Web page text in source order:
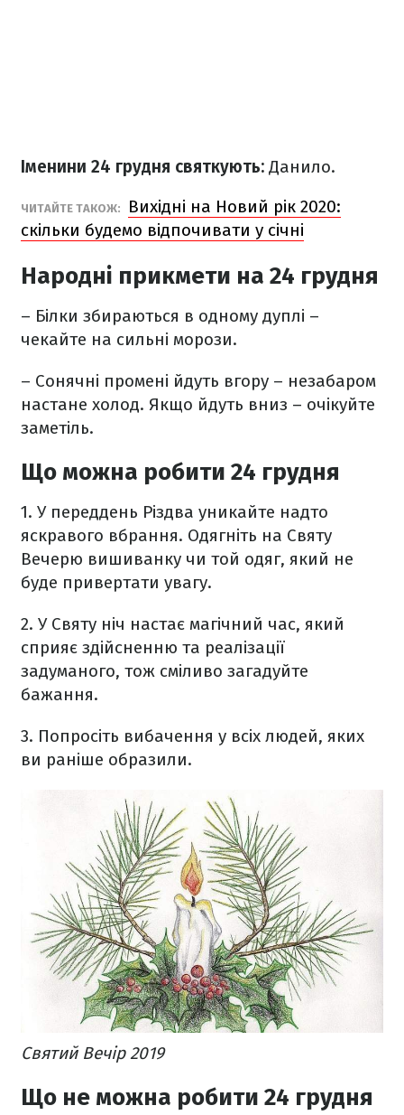
Іменини 24 грудня святкують: Данило.
ЧИТАЙТЕ ТАКОЖ:
Вихідні на Новий рік 2020:
скільки будемо відпочивати у січні
Народні прикмети на 24 грудня
– Білки збираються в одному дуплі –
чекайте на сильні морози.
– Сонячні промені йдуть вгору – незабаром
настане холод. Якщо йдуть вниз – очікуйте
заметіль.
Що можна робити 24 грудня
1. У переддень Різдва уникайте надто
яскравого вбрання. Одягніть на Святу
Вечерю вишиванку чи той одяг, який не
буде привертати увагу.
2. У Святу ніч настає магічний час, який
сприяє здійсненню та реалізації
задуманого, тож сміливо загадуйте
бажання.
3. Попросіть вибачення у всіх людей, яких
ви раніше образили.
Святий Вечір 2019
Що не можна робити 24 грудня